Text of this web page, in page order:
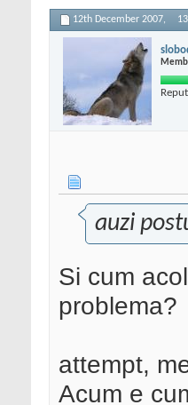
12th December 2007,
auzi
Si cum
problema?
attempt,
Acum e